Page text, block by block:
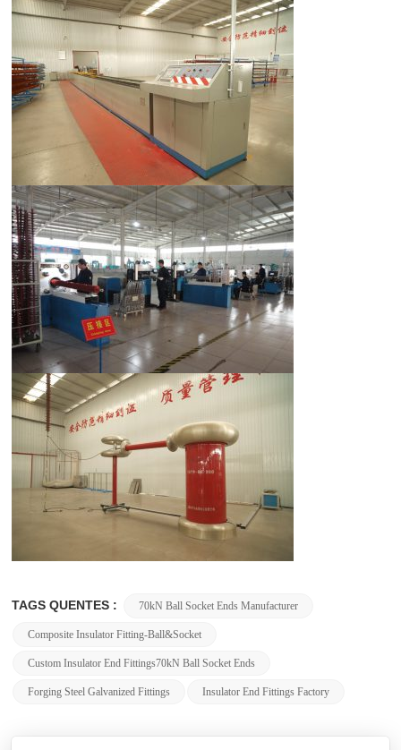
TAGS QUENTES : 70kN Ball Socket Ends Manufacturer
Composite Insulator Fitting-Ball&Socket
Custom Insulator End Fittings70kN Ball Socket Ends
Forging Steel Galvanized Fittings Insulator End Fittings Factory